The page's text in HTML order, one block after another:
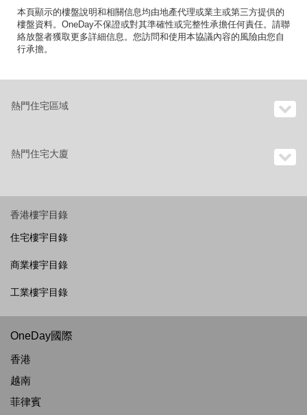
本頁顯示的樓盤說明和相關信息均由地產代理或業主或第三方提供的
樓盤資料。OneDay不保證或對其準確性或完整性承擔任何責任。請聯
絡放盤者獲取更多詳細信息。您訪問和使用本協議內容的風險由您自
行承擔。
熱門住宅區域
熱門住宅大廈
香港樓宇目錄
住宅樓宇目錄
商業樓宇目錄
工業樓宇目錄
OneDay國際
香港
越南
菲律賓